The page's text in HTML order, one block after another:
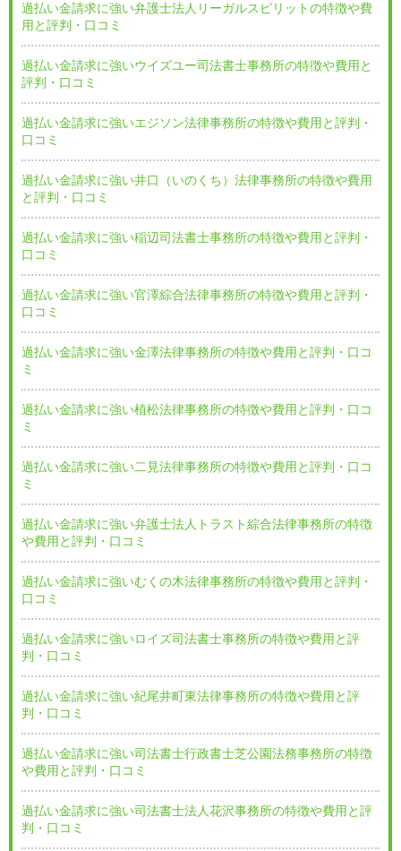
過払い金請求に強い弁護士法人リーガルスピリットの特徴や費
用と評判・口コミ
過払い金請求に強いウイズユー司法書士事務所の特徴や費用と
評判・口コミ
過払い金請求に強いエジソン法律事務所の特徴や費用と評判・
口コミ
過払い金請求に強い井口（いのくち）法律事務所の特徴や費用
と評判・口コミ
過払い金請求に強い稲辺司法書士事務所の特徴や費用と評判・
口コミ
過払い金請求に強い官澤綜合法律事務所の特徴や費用と評判・
口コミ
過払い金請求に強い金澤法律事務所の特徴や費用と評判・口コ
ミ
過払い金請求に強い植松法律事務所の特徴や費用と評判・口コ
ミ
過払い金請求に強い二見法律事務所の特徴や費用と評判・口コ
ミ
過払い金請求に強い弁護士法人トラスト綜合法律事務所の特徴
や費用と評判・口コミ
過払い金請求に強いむくの木法律事務所の特徴や費用と評判・
口コミ
過払い金請求に強いロイズ司法書士事務所の特徴や費用と評
判・口コミ
過払い金請求に強い紀尾井町東法律事務所の特徴や費用と評
判・口コミ
過払い金請求に強い司法書士行政書士芝公園法務事務所の特徴
や費用と評判・口コミ
過払い金請求に強い司法書士法人花沢事務所の特徴や費用と評
判・口コミ